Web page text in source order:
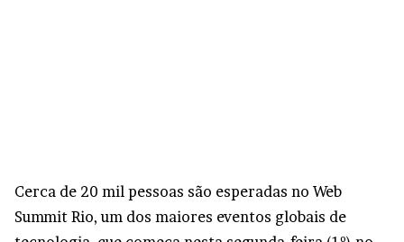
Cerca de 20 mil pessoas são esperadas no Web
Summit Rio, um dos maiores eventos globais de